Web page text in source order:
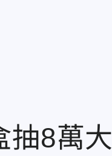
抽8萬